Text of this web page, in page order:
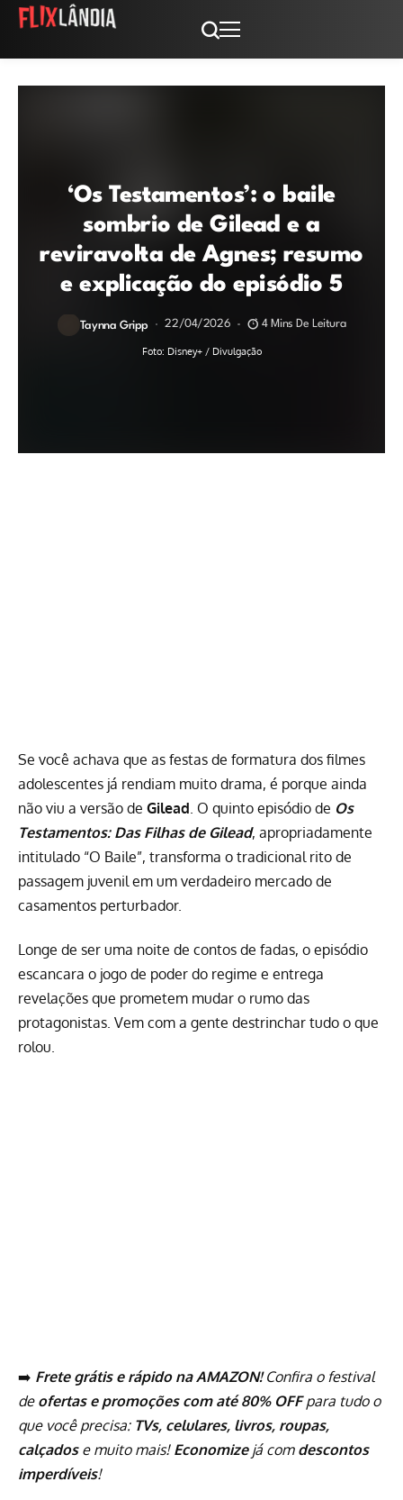
‘Os Testamentos’: o baile
sombrio de Gilead e a
reviravolta de Agnes; resumo
e explicação do episódio 5
Taynna Gripp 22/04/2026 4 Mins De Leitura
Foto: Disney+ / Divulgação
Se você achava que as festas de formatura dos filmes
adolescentes já rendiam muito drama, é porque ainda
não viu a versão de Gilead. O quinto episódio de Os
Testamentos: Das Filhas de Gilead, apropriadamente
intitulado “O Baile”, transforma o tradicional rito de
passagem juvenil em um verdadeiro mercado de
casamentos perturbador.
Longe de ser uma noite de contos de fadas, o episódio
escancara o jogo de poder do regime e entrega
revelações que prometem mudar o rumo das
protagonistas. Vem com a gente destrinchar tudo o que
rolou.
➡️ Frete grátis e rápido na AMAZON!Confira o festival
de ofertas e promoções com até 80% OFFpara tudo o
que você precisa: TVs, celulares, livros, roupas,
calçadose muito mais! Economizejá com descontos
imperdíveis!